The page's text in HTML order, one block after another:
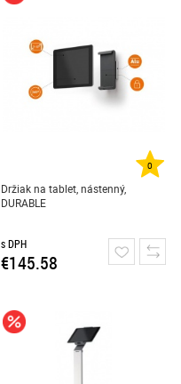
0
Držiak na tablet, nástenný,
DURABLE
s DPH
€145.58